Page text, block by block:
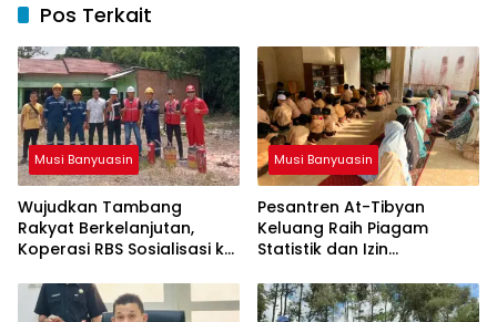
Pos Terkait
Musi Banyuasin
Wujudkan Tambang
Rakyat Berkelanjutan,
Koperasi RBS Sosialisasi ke
GEP
Musi Banyuasin
Pesantren At-Tibyan
Keluang Raih Piagam
Statistik dan Izin
Kemenag RI